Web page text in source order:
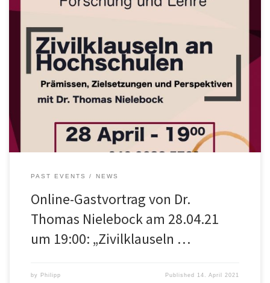
Wir starten mit einem spannenden ersten Vortrag über
Zivilklauseln an Hochschulen. In dem Vortrag wird die Frage der
internen und externen Verantwortung von Wissenschaft diskutiert.
Neben der Verantwortungsfähigkeit von Hochschulen wird auch
auf das Konzept von Zivilklauseln, ihre Prämissen, Reichweite und
mögliche Konfliktpunkte eingegangen. Im Anschluss an den Vortrag
PAST EVENTS NEWS
Online-Gastvortrag von Dr.
Thomas Nielebock am 28.04.21
um 19:00: „Zivilklauseln …
by Philipp Published 14. April 2021